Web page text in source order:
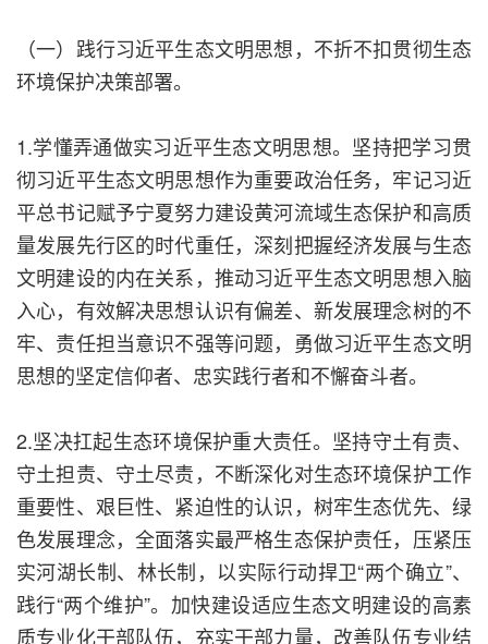
（一）践行习近平生态文明思想，不折不扣贯彻生态
环境保护决策部署。
1.学懂弄通做实习近平生态文明思想。坚持把学习贯
彻习近平生态文明思想作为重要政治任务，牢记习近
平总书记赋予宁夏努力建设黄河流域生态保护和高质
量发展先行区的时代重任，深刻把握经济发展与生态
文明建设的内在关系，推动习近平生态文明思想入脑
入心，有效解决思想认识有偏差、新发展理念树的不
牢、责任担当意识不强等问题，勇做习近平生态文明
思想的坚定信仰者、忠实践行者和不懈奋斗者。
2.坚决扛起生态环境保护重大责任。坚持守土有责、
守土担责、守土尽责，不断深化对生态环境保护工作
重要性、艰巨性、紧迫性的认识，树牢生态优先、绿
色发展理念，全面落实最严格生态保护责任，压紧压
实河湖长制、林长制，以实际行动捍卫“两个确立”、
践行“两个维护”。加快建设适应生态文明建设的高素
质专业化干部队伍，充实干部力量，改善队伍专业结